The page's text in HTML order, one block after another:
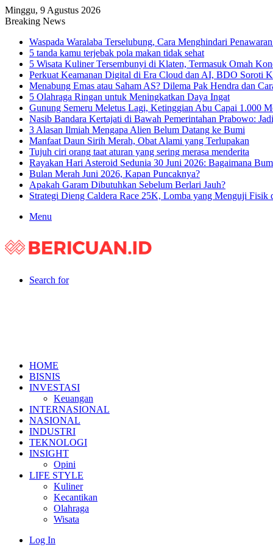
Minggu, 9 Agustus 2026
Breaking News
Waspada Waralaba Terselubung, Cara Menghindari
5 tanda kamu terjebak pola makan tidak sehat
5 Wisata Kuliner Tersembunyi di Klaten, Termasuk Omah
Perkuat Keamanan Digital di Era Cloud dan AI, BDO Soroti
Menabung Emas atau Saham AS? Dilema Pak Hendra dan
5 Olahraga Ringan untuk Meningkatkan Daya Ingat
Gunung Semeru Meletus Lagi, Ketinggian Abu Capai 1.000
Nasib Bandara Kertajati di Bawah Pemerintahan Prabowo:
3 Alasan Ilmiah Mengapa Alien Belum Datang ke Bumi
Manfaat Daun Sirih Merah, Obat Alami yang Terlupakan
Tujuh ciri orang taat aturan yang sering merasa menderita
Rayakan Hari Asteroid Sedunia 30 Juni 2026: Bagaimana
Bulan Merah Juni 2026, Kapan Puncaknya?
Apakah Garam Dibutuhkan Sebelum Berlari Jauh?
Strategi Dieng Caldera Race 25K, Lomba yang Menguji Fisik
Menu
Search for
HOME
BISNIS
INVESTASI
Keuangan
INTERNASIONAL
NASIONAL
INDUSTRI
TEKNOLOGI
INSIGHT
Opini
LIFE STYLE
Kuliner
Kecantikan
Olahraga
Wisata
Log In